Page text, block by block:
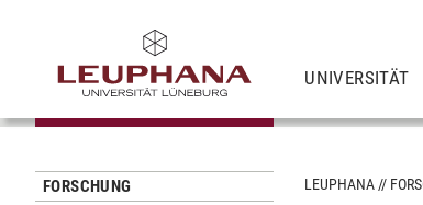
UNIVERSITÄT
FORSCHUNG
LEUPHANA